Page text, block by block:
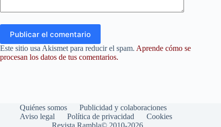
Publicar el comentario
Este sitio usa Akismet para reducir el spam. Aprende cómo se
procesan los datos de tus comentarios.
Quiénes somos
Publicidad y colaboraciones
Aviso legal
Política de privacidad
Cookies